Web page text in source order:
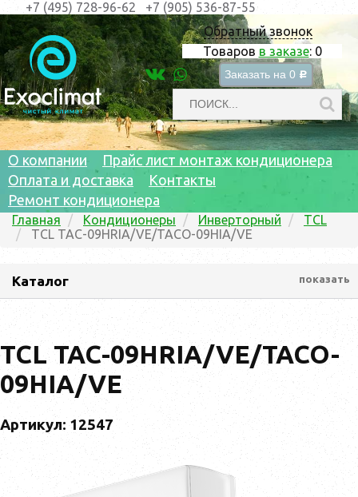
Обратный звонок
Товаров в заказе: 0
Заказать на 0 c
+7 (495) 728-96-62 +7 (905) 536-87-55
О компании
Прайс лист монтаж кондиционера
Оплата и доставка
Контакты
Ремонт кондиционера
Главная Кондиционеры Инверторный
TCL
TCL TAC-09HRIA/VE/TACO-09HIA/VE
Каталог показать
TCL TAC-09HRIA/VE/TACO-
09HIA/VE
Артикул: 12547